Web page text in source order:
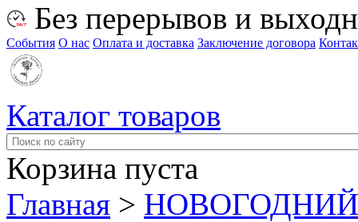
Без перерывов и
События О нас Оплата и доставка Заключение договора
Каталог товаров
Корзина пуста
Главная >